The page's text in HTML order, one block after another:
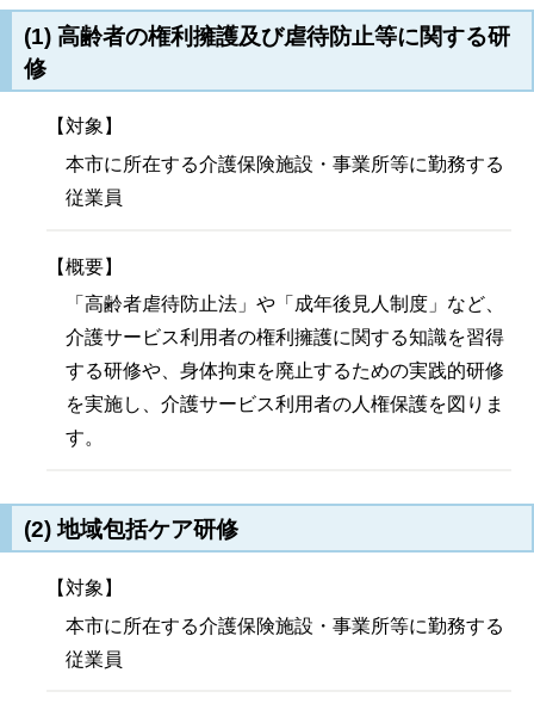
(1) 高齢者の権利擁護及び虐待防止等に関する研
修
【対象】
本市に所在する介護保険施設・事業所等に勤務する
従業員
【概要】
「高齢者虐待防止法」や「成年後見人制度」など、
介護サービス利用者の権利擁護に関する知識を習得
する研修や、身体拘束を廃止するための実践的研修
を実施し、介護サービス利用者の人権保護を図りま
す。
(2) 地域包括ケア研修
【対象】
本市に所在する介護保険施設・事業所等に勤務する
従業員